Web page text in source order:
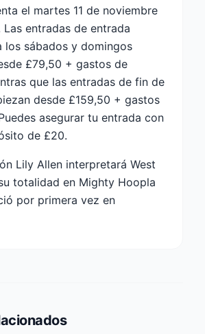
el martes 11 de noviembre
Las entradas de entrada
los sábados y domingos
£79,50 + gastos de
que las entradas de fin de
desde £159,50 + gastos
asegurar tu entrada con
de £20.
Lily Allen interpretará West
totalidad en Mighty Hoopla
por primera vez en